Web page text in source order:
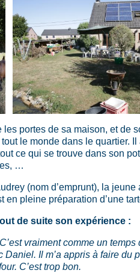
les portes de sa maison, et de
le monde dans le quartier.
ce qui se trouve dans son
…
(nom d’emprunt), la
en pleine préparation d’une
de suite son expérience :
vraiment comme un
Daniel. Il m’a appris à faire
C’est trop bon.